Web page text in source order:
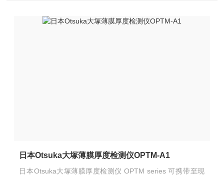
日本Otsuka大塚薄膜厚度检测仪OPTM-A1
日本Otsuka大塚薄膜厚度检测仪 OPTM series 可携带至现